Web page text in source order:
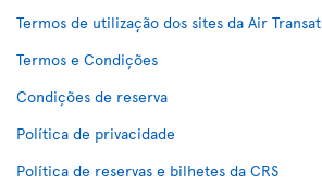
Termos de utilização dos sites da Air Transat
Termos e Condições
Condições de reserva
Política de privacidade
Política de reservas e bilhetes da CRS